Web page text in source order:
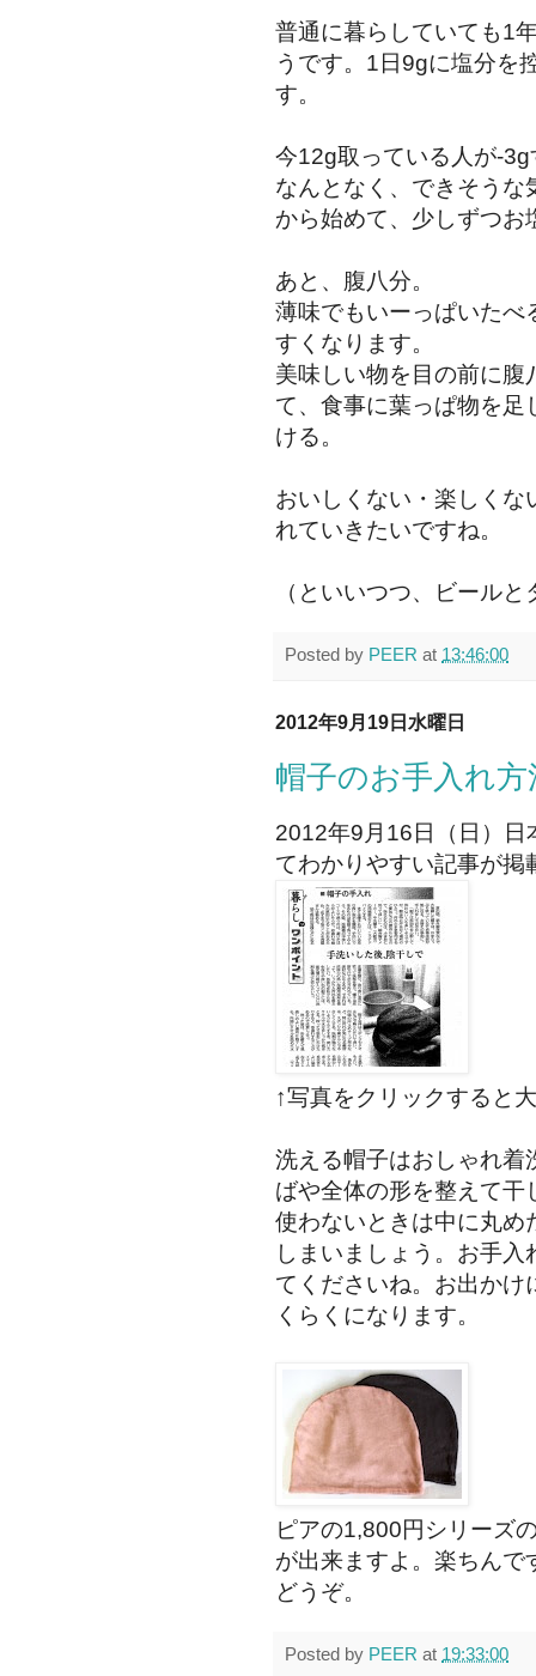
普通に暮らしていても1
うです。1日9gに塩分を
す。
今12g取っている人が-
なんとなく、できそう
から始めて、少しずつ
あと、腹八分。
薄味でもいーっぱいたべ
すくなります。
美味しい物を目の前に
て、食事に葉っぱ物を
ける。
おいしくない・楽しく
れていきたいですね。
（といいつつ、ビール
Posted by PEER at 13:46:00
2012年9月19日水曜日
帽子のお手入れ方
2012年9月16日（日）日
てわかりやすい記事が掲
↑写真をクリックすると
洗える帽子はおしゃれ着
ばや全体の形を整えて
使わないときは中に丸め
しまいましょう。お手
てくださいね。お出か
くらくになります。
ピアの1,800円シリーズ
が出来ますよ。楽ちん
どうぞ。
Posted by PEER at 19:33:00